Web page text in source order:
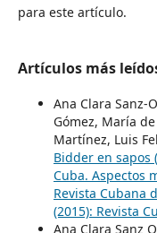
para este artículo.
Artículos más
Ana Clara Sanz-
Gómez, María
Martínez, Luis
Bidder en sapos
Cuba. Aspectos
Revista Cubana
(2015): Revista
Ana Clara Sanz